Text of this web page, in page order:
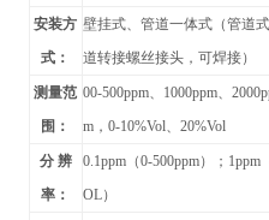
安装方
式：
壁挂式、管道一体式（管道
道转接螺丝接头，可焊接）
测量范
围：
00-500ppm、1000ppm、
m，0-10%Vol、20%Vol
分 辨
率：
0.1ppm（0-500ppm）；1ppm
OL）